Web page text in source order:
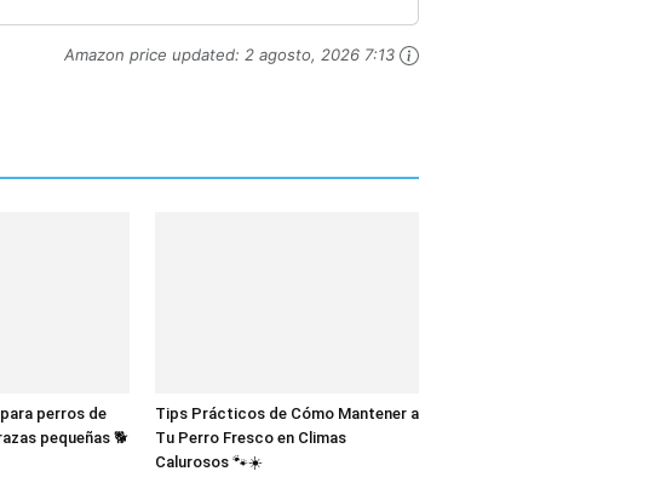
Amazon price updated: 2 agosto, 2026 7:13
perros de
pequeñas 🐕
Tips Prácticos de Cómo Mantener a
Tu Perro Fresco en Climas
Calurosos 🐾☀️